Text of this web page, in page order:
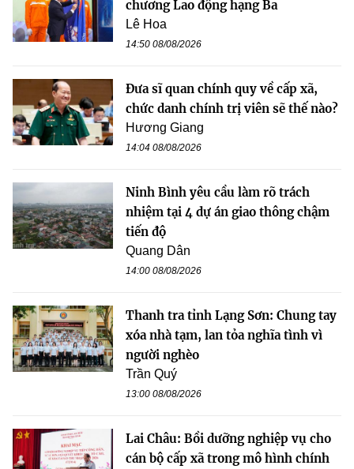
chương Lao động hạng Ba
Lê Hoa
14:50 08/08/2026
Đưa sĩ quan chính quy về cấp xã,
chức danh chính trị viên sẽ thế nào?
Hương Giang
14:04 08/08/2026
Ninh Bình yêu cầu làm rõ trách
nhiệm tại 4 dự án giao thông chậm
tiến độ
Quang Dân
14:00 08/08/2026
Thanh tra tỉnh Lạng Sơn: Chung tay
xóa nhà tạm, lan tỏa nghĩa tình vì
người nghèo
Trần Quý
13:00 08/08/2026
Lai Châu: Bồi dưỡng nghiệp vụ cho
cán bộ cấp xã trong mô hình chính